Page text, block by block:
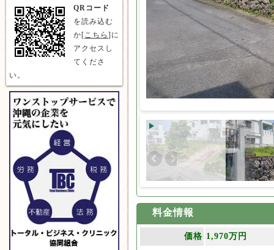
料金情報
価格 1,970万円
QRコード
を読み込む
か[こちら ]に
アクセスし
てくださ
い。